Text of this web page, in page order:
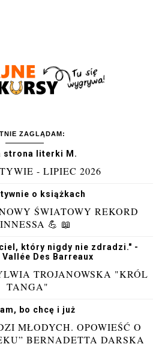
ZAGLĄDAM:
strona literki M.
- LIPIEC 2026
o książkach
ŚWIATOWY REKORD
💪 📖
który nigdy nie zdradzi." -
Des Barreaux
TROJANOWSKA "KRÓL
TANGA"
bo chcę i już
MŁODYCH. OPOWIEŚĆ O
BERNADETTA DARSKA